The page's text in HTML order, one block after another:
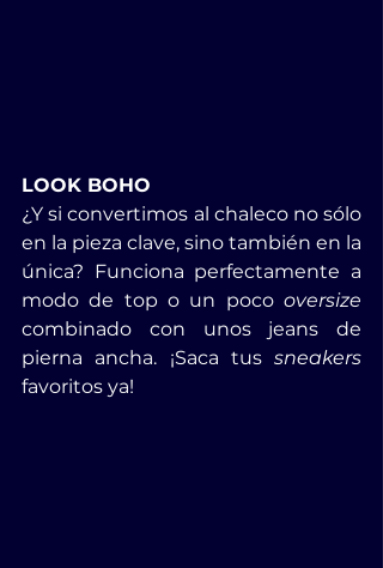
LOOK BOHO
¿Y si convertimos al chaleco no sólo
en la pieza clave, sino también en la
única? Funciona perfectamente a
modo de top o un poco oversize
combinado con unos jeans de
pierna ancha. ¡Saca tus sneakers
favoritos ya!